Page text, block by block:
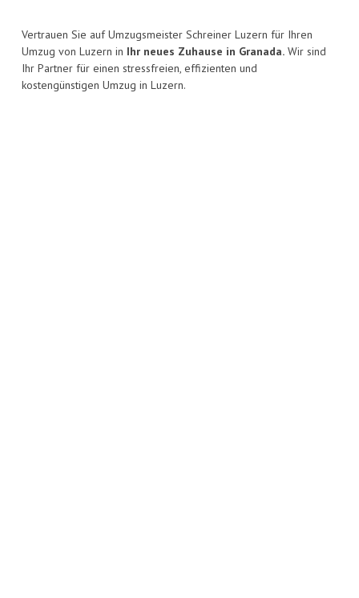
Vertrauen Sie auf Umzugsmeister Schreiner Luzern für Ihren
Umzug von Luzern in Ihr neues Zuhause in Granada. Wir sind
Ihr Partner für einen stressfreien, effizienten und
kostengünstigen Umzug in Luzern.